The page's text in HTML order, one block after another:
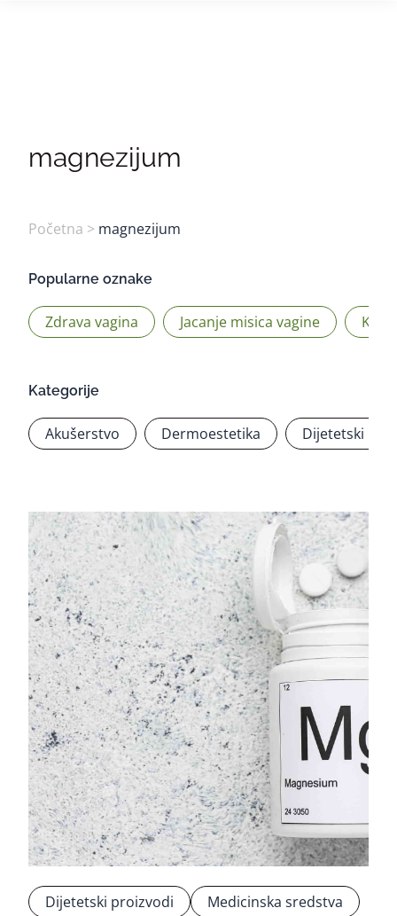
magnezijum
Početna > magnezijum
Popularne oznake
Zdrava vagina Jacanje misica vagine
Kategorije
Akušerstvo Dermoestetika Dijetetski
Dijetetski proizvodi Medicinska sredstva